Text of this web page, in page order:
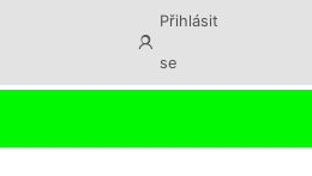
Přihlásit
se